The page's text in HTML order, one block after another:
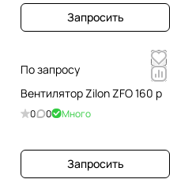
Запросить
По запросу
Вентилятор Zilon ZFO 160 p
0 0 Много
Запросить